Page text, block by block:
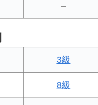
–
3級
8級